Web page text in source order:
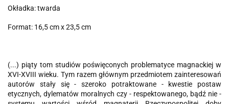
Okładka: twarda
Format: 16,5 cm x 23,5 cm
(...) piąty tom studiów poświęconych problematyce magnackiej w
XVI-XVIII wieku. Tym razem głównym przedmiotem zainteresowań
autorów stały się - szeroko potraktowane - kwestie postaw
etycznych, dylematów moralnych czy - respektowanego, bądź nie -